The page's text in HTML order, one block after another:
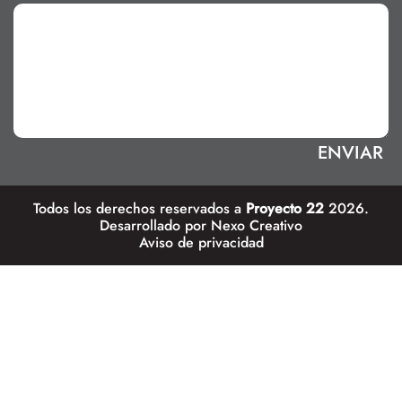
Todos los derechos reservados a Proyecto 22 2026.
Desarrollado por Nexo Creativo
Aviso de privacidad